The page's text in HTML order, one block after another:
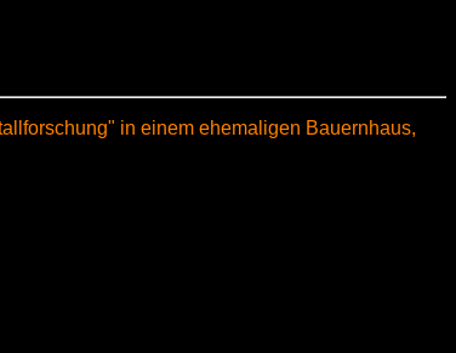
in einem ehemaligen Bauernhaus,